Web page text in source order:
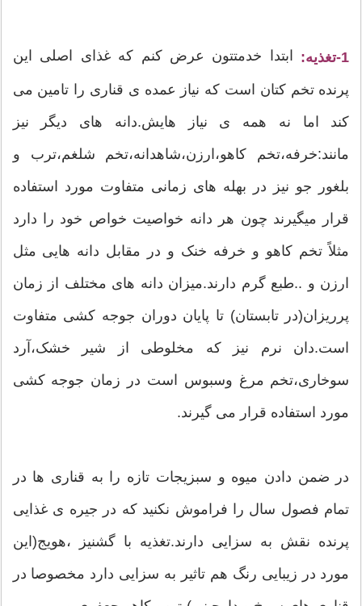
1-تغذیه: ابتدا خدمتتون عرض کنم که غذای اصلی این
پرنده تخم کتان است که نیاز عمده ی قناری را تامین می
کند اما نه همه ی نیاز هایش.دانه های دیگر نیز
مانند:خرفه،تخم کاهو،ارزن،شاهدانه،تخم شلغم،ترب و
بلغور جو نیز در بهله های زمانی متفاوت مورد استفاده
قرار میگیرند چون هر دانه خواصیت خواص خود را دارد
مثلاً تخم کاهو و خرفه خنک و در مقابل دانه هایی مثل
ارزن و ..طبع گرم دارند.میزان دانه های مختلف از زمان
پرریزان(در تابستان) تا پایان دوران جوجه کشی متفاوت
است.دان نرم نیز که مخلوطی از شیر خشک،آرد
سوخاری،تخم مرغ وسبوس است در زمان جوجه کشی
مورد استفاده قرار می گیرند.
در ضمن دادن میوه و سبزیجات تازه را به قناری ها در
تمام فصول سال را فراموش نکنید که در جیره ی غذایی
پرنده نقش به سزایی دارند.تغذیه با گشنیز ،هویج(این
مورد در زیبایی رنگ هم تاثیر به سزایی دارد مخصوصا در